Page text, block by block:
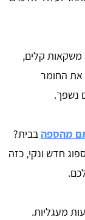
משקאות קלים,
את החומר
נשפך.
מהספהבבית?
חדש ונקי, כזה
מעגליות.